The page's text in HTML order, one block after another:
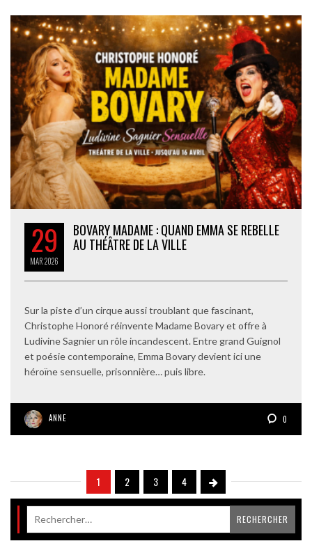
29
MAR2026
BOVARY MADAME : QUAND EMMA SE REBELLE
AU THÉÂTRE DE LA VILLE
Sur la piste d’un cirque aussi troublant que fascinant,
Christophe Honoré réinvente Madame Bovary et offre à
Ludivine Sagnier un rôle incandescent. Entre grand Guignol
et poésie contemporaine, Emma Bovary devient ici une
héroïne sensuelle, prisonnière… puis libre.
ANNE 0
1 2 3 4